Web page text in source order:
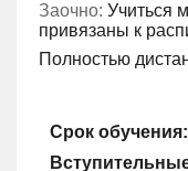
Заочно: Учиться
привязаны к
Полностью
Срок обучения: